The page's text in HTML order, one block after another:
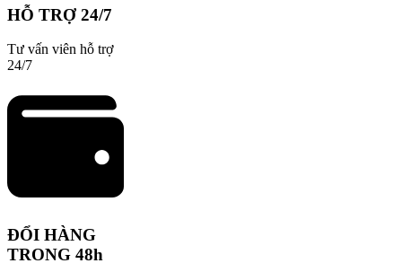
HỖ TRỢ 24/7
Tư vấn viên hỗ trợ
24/7
ĐỔI HÀNG
TRONG 48h